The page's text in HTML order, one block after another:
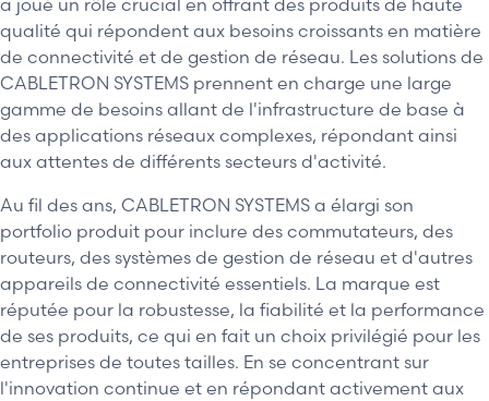
qualité qui répondent aux besoins croissants en matière
de connectivité et de gestion de réseau. Les solutions de
CABLETRON SYSTEMS prennent en charge une large
gamme de besoins allant de l'infrastructure de base à
des applications réseaux complexes, répondant ainsi
aux attentes de différents secteurs d'activité.
Au fil des ans, CABLETRON SYSTEMS a élargi son
portfolio produit pour inclure des commutateurs, des
routeurs, des systèmes de gestion de réseau et d'autres
appareils de connectivité essentiels. La marque est
réputée pour la robustesse, la fiabilité et la performance
de ses produits, ce qui en fait un choix privilégié pour les
entreprises de toutes tailles. En se concentrant sur
l'innovation continue et en répondant activement aux